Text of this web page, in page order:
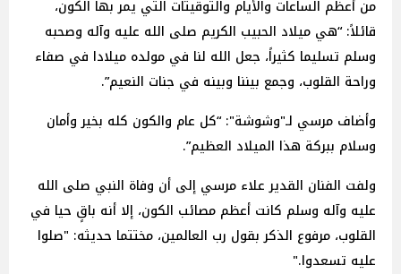
من أعظم الساعات والأيام والتوقيتات التي يمر بها الكون،
قائلاً: “هي ميلاد الحبيب الكريم صلى الله عليه وآله وصحبه
وسلم تسليما كثيراً، جعل الله لنا في مولده ميلادا في صفاء
وراحة القلوب، وجمع بيننا وبينه في جنات النعيم”.
وأضاف مرسي لـ"وشوشة": “كل عام والكون كله بخير وأمان
وسلام ببركة هذا الميلاد العظيم”.
ولفت الفنان القدير علاء مرسي إلى أن وفاة النبي صلى الله
عليه وآله وسلم كانت أعظم مصائب الكون، إلا أنه باقٍ حيا في
القلوب، مرفوع الذكر بقول رب العالمين، مختتما حديثه: "صلوا
عليه تسعدوا."